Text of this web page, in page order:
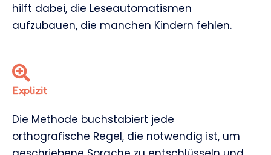
hilft dabei, die Leseautomatismen
aufzubauen, die manchen Kindern fehlen.
Explizit
Die Methode buchstabiert jede
orthografische Regel, die notwendig ist, um